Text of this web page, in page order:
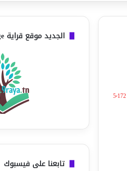
5٬172
الجديد موقع قراية Collège
تابعنا على فيسبوك